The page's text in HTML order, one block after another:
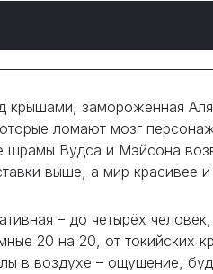
замороженная
ломают мозг
шрамы Вудса и Мэйсона
выше, а мир красивее
– до четырёх
20 на 20, от токийских
в воздухе – ощущение,